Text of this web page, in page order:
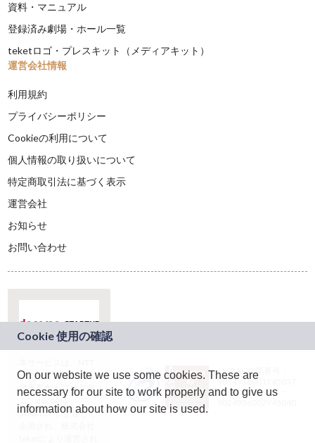
資料・マニュアル
登録済み劇場・ホール一覧
teketロゴ・プレスキット（メディアキット）
運営会社情報
利用規約
プライバシーポリシー
Cookieの利用について
個人情報の取り扱いについて
特定商取引法に基づく表示
運営会社
お知らせ
お問い合わせ
ドコモグループの新
規事業創出プログラ
ム「docomo
STARTUP」を通じて
JASRAC許諾番号：
9024936001Y45037
JASRAC許諾番号：
On our website we use some cookies. These are
necessary for our site to work properly and to give us
information about how our site is used.